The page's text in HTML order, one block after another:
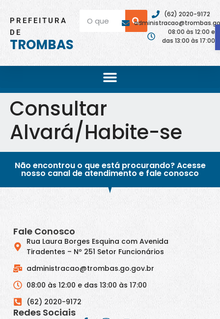
PREFEITURA
DE
TROMBAS
(62) 2020-9172
08:00 às 12:00 e
das 13:00 às 17:00
Consultar
Alvará/Habite-se
Não encontrou o que está procurando? Acesse
nosso canal de atendimento e fale conosco
Fale Conosco
Rua Laura Borges Esquina com Avenida
Tiradentes – Nº 251 Setor Funcionários
administracao@trombas.go.gov.br
08:00 às 12:00 e das 13:00 às 17:00
(62) 2020-9172
Redes Sociais